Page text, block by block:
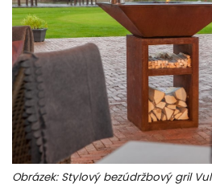
Obrázek: Stylový bezúdržbový gril